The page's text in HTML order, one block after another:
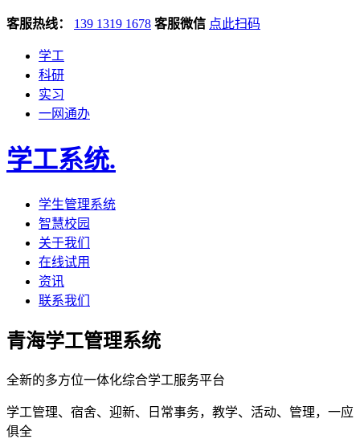
客服热线： 139 1319 1678 客服微信 点此扫码
学工
科研
实习
一网通办
学工系统.
学生管理系统
智慧校园
关于我们
在线试用
资讯
联系我们
青海学工管理系统
全新的多方位一体化综合学工服务平台
学工管理、宿舍、迎新、日常事务，教学、活动、管理，一应
俱全